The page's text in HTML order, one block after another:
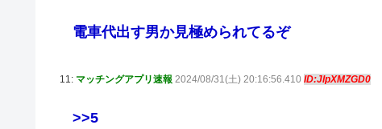
電車代出す男か見極められてるぞ
11: マッチングアプリ速報 2024/08/31(土) 20:16:56.410 ID:JlpXMZGD0
>>5